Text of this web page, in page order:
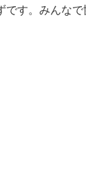
す。みんな